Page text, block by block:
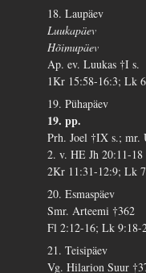
18. Laupäev
Luukapäev
Hõimupäev
Ap. ev. Luukas †I s.
1Kr 15:58-16:3; Lk
19. Pühapäev
19. pp.
Prh. Joel †IX s.; mr.
2. v. HE Jh 20:11-18
2Kr 11:31-12:9; Lk
20. Esmaspäev
Smr. Arteemi †362
Fl 2:12-16; Lk 9:18-
21. Teisipäev
Vg. Hilarion Suur